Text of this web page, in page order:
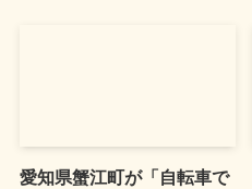
愛知県蟹江町が「自転車で